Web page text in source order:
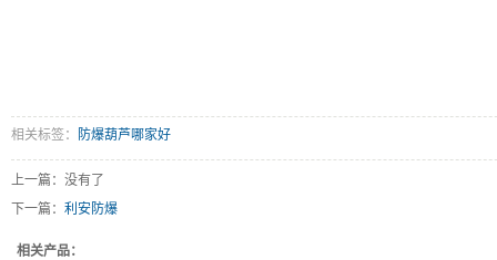
相关标签： 防爆葫芦哪家好
上一篇：没有了
下一篇： 利安防爆
相关产品：